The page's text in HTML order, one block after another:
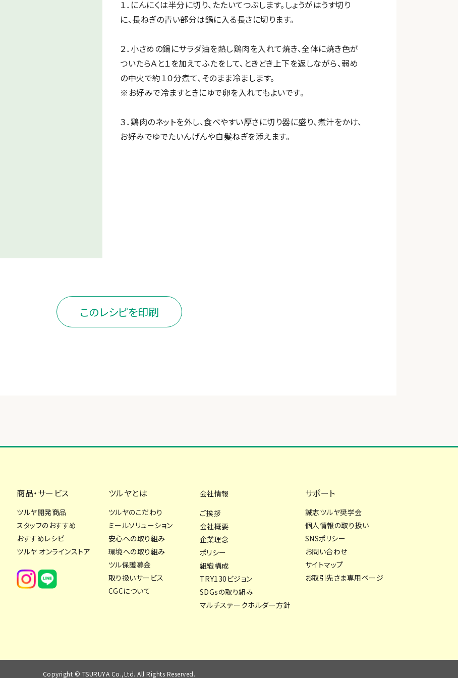
１．にんにくは半分に切り、たたいてつぶします。しょうがはうす切り
に、長ねぎの青い部分は鍋に入る長さに切ります。
２．小さめの鍋にサラダ油を熱し鶏肉を入れて焼き、全体に焼き色が
ついたらＡと１を加えてふたをして、ときどき上下を返しながら、弱め
の中火で約１０分煮て、そのまま冷まします。
※お好みで冷ますときにゆで卵を入れてもよいです。
３．鶏肉のネットを外し、食べやすい厚さに切り器に盛り、煮汁をかけ、
お好みでゆでたいんげんや白髪ねぎを添えます。
商品・サービス
ツルヤ開発商品
スタッフのおすすめ
おすすめレシピ
ツルヤ オンラインストア
ツルヤとは
ツルヤのこだわり
ミールソリューション
安心への取り組み
環境への取り組み
ツル保護募金
取り扱いサービス
CGCについて
会社情報
ご挨拶
会社概要
企業理念
ポリシー
組織構成
TRY130ビジョン
SDGsの取り組み
マルチステークホルダー方針
サポート
誠志ツルヤ奨学会
個人情報の取り扱い
SNSポリシー
お問い合わせ
サイトマップ
お取引先さま専用ページ
Copyright © TSURUYA Co.,Ltd. All Rights Reserved.